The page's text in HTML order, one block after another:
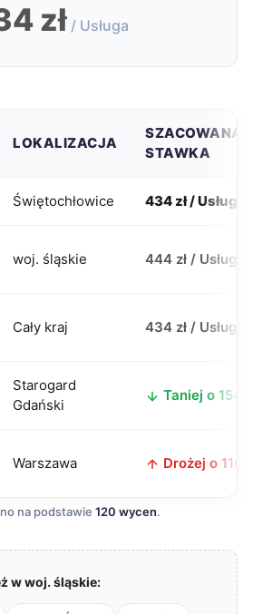
zł / Usługa
LOKALIZACJA
SZACOWANA
STAWKA
Świętochłowice 434 zł / Usługa
woj. śląskie 444 zł / Usługa
Cały kraj 434 zł / Usługa
Starogard
Gdański
Taniej o 154
Warszawa Drożej o 116
na podstawie 120 wycen.
w woj. śląskie: